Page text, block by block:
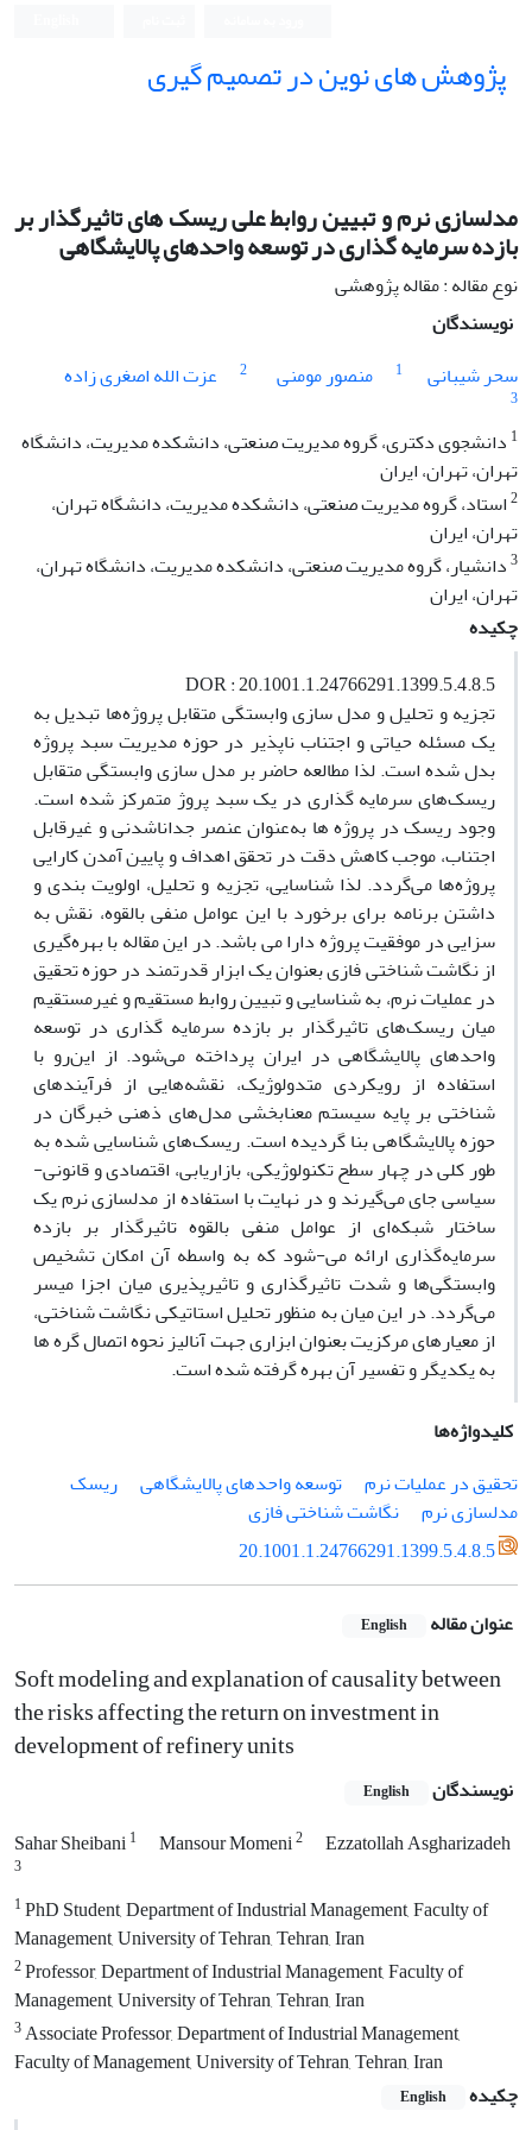
پژوهش های نوین در تصمیم گیری
مدلسازی نرم و تبیین روابط علی ریسک های تاثیرگذار بر
بازده سرمایه گذاری در توسعه واحدهای پالایشگاهی
نوع مقاله : مقاله پژوهشی
نویسندگان
سحر شیبانی
1 منصور مومنی 2 عزت الله اصغری زاده
3
1 دانشجوی دکتری، گروه مدیریت صنعتی، دانشکده مدیریت، دانشگاه
تهران، تهران، ایران
2استاد، گروه مدیریت صنعتی، دانشکده مدیریت، دانشگاه تهران،
تهران، ایران
3دانشیار، گروه مدیریت صنعتی، دانشکده مدیریت، دانشگاه تهران،
تهران، ایران
چکیده
DOR : 20.1001.1.24766291.1399.5.4.8.5
تجزیه و تحلیل و مدل سازی وابستگی متقابل پروژه‌ها تبدیل به
یک مسئله حیاتی و اجتناب ناپذیر در حوزه مدیریت سبد پروژه
بدل شده است. لذا مطالعه حاضر بر مدل سازی وابستگی متقابل
ریسک‌های سرمایه گذاری در یک سبد پروژ متمرکز شده است.
وجود ریسک در پروژه ها به‌عنوان عنصر جداناشدنی و غیرقابل
اجتناب، موجب کاهش دقت در تحقق اهداف و پایین آمدن کارایی
پروژه‌ها می‌گردد. لذا شناسایی، تجزیه و تحلیل، اولویت بندی و
داشتن برنامه برای برخورد با این عوامل منفی بالقوه، نقش به
سزایی در موفقیت پروژه دارا می باشد. در این مقاله با بهره‌گیری
از نگاشت شناختی فازی بعنوان یک ابزار قدرتمند در حوزه تحقیق
در عملیات نرم، به شناسایی و تبیین روابط مستقیم و غیرمستقیم
میان ریسک‌های تاثیرگذار بر بازده سرمایه گذاری در توسعه
واحدهای پالایشگاهی در ایران پرداخته می‌شود. از این‌ر‌و با
استفاده از رویکردی متدولوژیک، نقشه‌هایی از فرآیندهای
شناختی بر پایه سیستم معنابخشی مدل‌های ذهنی خبرگان در
حوزه پالایشگاهی بنا گردیده است. ریسک‌های شناسایی شده به
طور کلی در چهار سطح تکنولوژیکی، بازاریابی، اقتصادی و قانونی-
سیاسی جای می‌گیرند و در نهایت با استفاده از مدلسازی نرم یک
ساختار شبکه‌ای از عوامل منفی بالقوه تاثیرگذار بر بازده
سرمایه‌گذاری ارائه می-شود که به واسطه آن امکان تشخیص
وابستگی‌ها و شدت تاثیرگذاری و تاثیرپذیری میان اجزا میسر
می‌گردد. در این میان به منظور تحلیل استاتیکی نگاشت شناختی،
از معیارهای مرکزیت بعنوان ابزاری جهت آنالیز نحوه اتصال گره ها
به یکدیگر و تفسیر آن بهره گرفته شده است.
کلیدواژه‌ها
تحقیق در عملیات نرم
توسعه واحدهای پالایشگاهی
ریسک
مدلسازی نرم
نگاشت شناختی فازی
20.1001.1.24766291.1399.5.4.8.5
عنوان مقاله English
Soft modeling and explanation of causality between
the risks affecting the return on investment in
development of refinery units
نویسندگان English
Sahar Sheibani1 Mansour Momeni2 Ezzatollah Asgharizadeh
3
1PhD Student, Department of Industrial Management, Faculty of
Management, University of Tehran, Tehran, Iran
2Professor, Department of Industrial Management, Faculty of
Management, University of Tehran, Tehran, Iran
3Associate Professor, Department of Industrial Management,
Faculty of Management, University of Tehran, Tehran, Iran
چکیده
English